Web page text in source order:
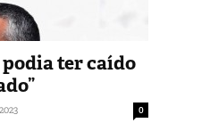
podia ter caído
0